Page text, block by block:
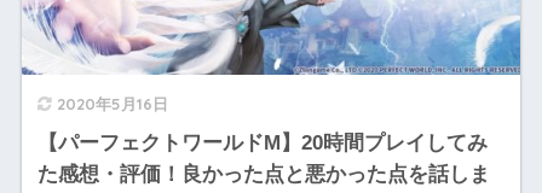
2020年5月16日
【パーフェクトワールドM】20時間プレイしてみ
た感想・評価！良かった点と悪かった点を話しま